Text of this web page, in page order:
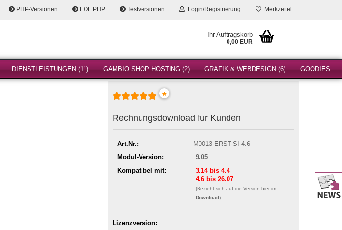
PHP-Versionen EOL PHP Testversionen Login/Registrierung Merkzettel
Ihr Auftragskorb
0,00 EUR
DIENSTLEISTUNGEN (11) GAMBIO SHOP HOSTING (2) GRAFIK & WEBDESIGN (6) GOODIES
*
Rechnungsdownload für Kunden
Art.Nr.:
M0013-ERST-SI-4.6
Modul-Version:
9.05
Kompatibel mit:
3.14 bis 4.4
4.6 bis 26.07
(Bezieht sich auf die Version hier im
Download)
Lizenzversion: